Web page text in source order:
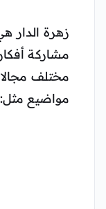
زهرة الدار
مشاركة
مختلف
مواضيع مثل: